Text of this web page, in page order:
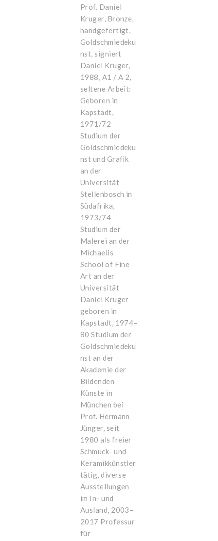
Prof. Daniel
Kruger, Bronze,
handgefertigt,
Goldschmiedeku
nst, signiert
Daniel Kruger,
1988, A1 / A 2,
seltene Arbeit:
Geboren in
Kapstadt,
1971/72
Studium der
Goldschmiedeku
nst und Grafik
an der
Universität
Stellenbosch in
Südafrika,
1973/74
Studium der
Malerei an der
Michaelis
School of Fine
Art an der
Universität
Daniel Kruger
geboren in
Kapstadt, 1974–
80 Studium der
Goldschmiedeku
nst an der
Akademie der
Bildenden
Künste in
München bei
Prof. Hermann
Jünger, seit
1980 als freier
Schmuck- und
Keramikkünstler
tätig, diverse
Ausstellungen
im In- und
Ausland, 2003–
2017 Professur
für